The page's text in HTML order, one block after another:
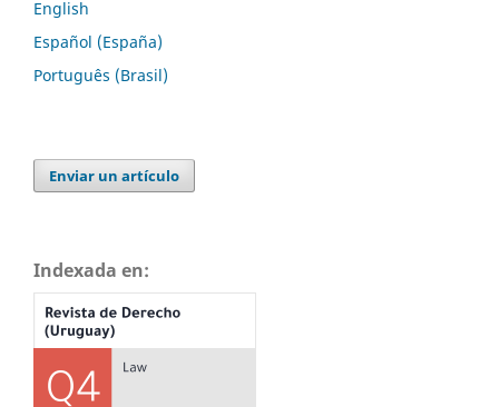
English
Español (España)
Português (Brasil)
Enviar un artículo
Indexada en: